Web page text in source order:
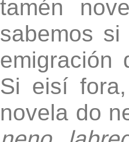
tamén
sabemos
Si eisí
novela do